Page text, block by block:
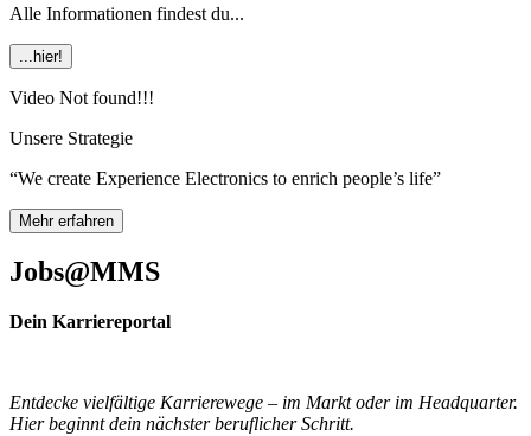
Alle Informationen findest du...
...hier!
Video Not found!!!
Unsere Strategie
“We create Experience Electronics to enrich people’s life”
Mehr erfahren
Jobs@MMS
Dein Karriereportal
Entdecke vielfältige Karrierewege – im Markt oder im Headquarter.
Hier beginnt dein nächster beruflicher Schritt.